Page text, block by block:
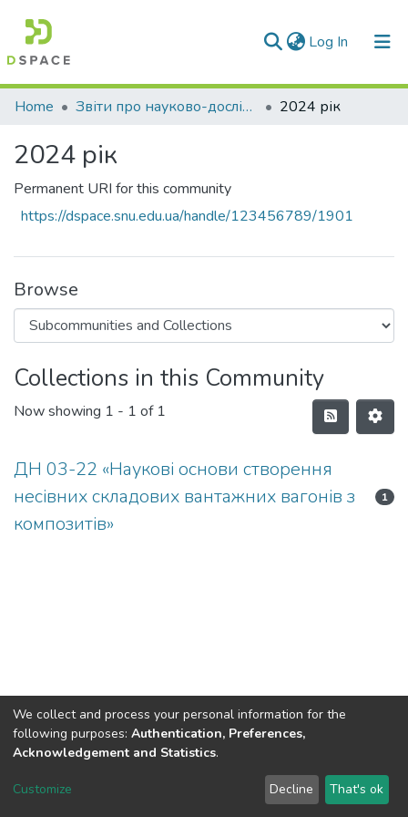
Log In (current)
Communities & Collections
Home Звіти про науково-дослідну роботу за держбюджетним фінансуванням 2024 рік
2024 рік
Permanent URI for this community
https://dspace.snu.edu.ua/handle/123456789/1901
Browse
Collections in this Community
Now showing 1 - 1 of 1
ДН 03-22 «Наукові основи створення
несівних складових вантажних вагонів з
композитів»
1
Dspace & Volodymyr Dahl East Ukrainian National University
LYRASIS
Send Feedback
We collect and process your personal information for the
following purposes: Authentication, Preferences,
Acknowledgement and Statistics.
Customize Decline That's ok